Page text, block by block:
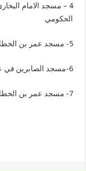
4 – مسجد الامام
الحكومي
5- مسجد عمر بن الخطاب رضي الله عنه في عزون
6-مسجد الصابرين في عصيرة الشمالية – نابلس
7- مسجد عمر بن الخطاب في بلعا – طولكرم